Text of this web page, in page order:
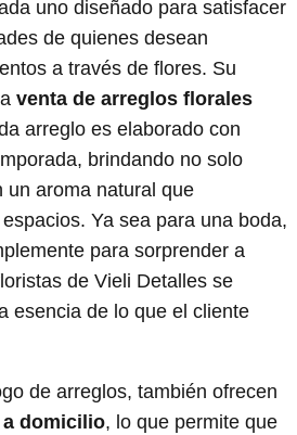
uno diseñado para satisfacer
de quienes desean
a través de flores. Su
venta de arreglos florales
arreglo es elaborado con
brindando no solo
un aroma natural que
Ya sea para una boda,
para sorprender a
de Vieli Detalles se
esencia de lo que el cliente
de arreglos, también ofrecen
domicilio, lo que permite que